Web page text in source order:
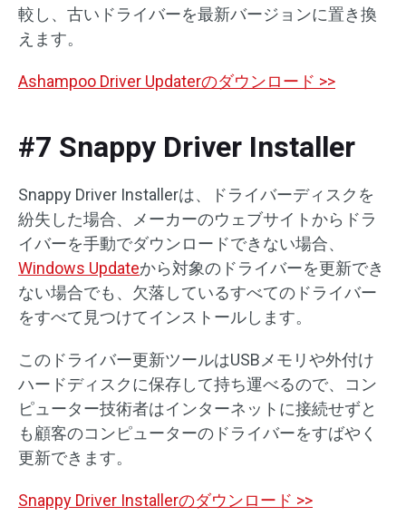
較し、古いドライバーを最新バージョンに置き換
えます。
Ashampoo Driver Updaterのダウンロード >>
#7 Snappy Driver Installer
Snappy Driver Installerは、ドライバーディスクを
紛失した場合、メーカーのウェブサイトからドラ
イバーを手動でダウンロードできない場合、
Windows Updateから対象のドライバーを更新でき
ない場合でも、欠落しているすべてのドライバー
をすべて見つけてインストールします。
このドライバー更新ツールはUSBメモリや外付け
ハードディスクに保存して持ち運べるので、コン
ピューター技術者はインターネットに接続せずと
も顧客のコンピューターのドライバーをすばやく
更新できます。
Snappy Driver Installerのダウンロード >>